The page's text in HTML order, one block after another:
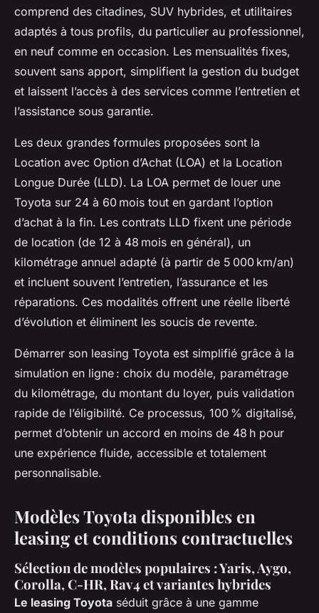
comprend des citadines, SUV hybrides, et utilitaires
adaptés à tous profils, du particulier au professionnel,
en neuf comme en occasion. Les mensualités fixes,
souvent sans apport, simplifient la gestion du budget
et laissent l’accès à des services comme l’entretien et
l’assistance sous garantie.
Les deux grandes formules proposées sont la
Location avec Option d’Achat (LOA) et la Location
Longue Durée (LLD). La LOA permet de louer une
Toyota sur 24 à 60 mois tout en gardant l’option
d’achat à la fin. Les contrats LLD fixent une période
de location (de 12 à 48 mois en général), un
kilométrage annuel adapté (à partir de 5 000 km/an)
et incluent souvent l’entretien, l’assurance et les
réparations. Ces modalités offrent une réelle liberté
d’évolution et éliminent les soucis de revente.
Démarrer son leasing Toyota est simplifié grâce à la
simulation en ligne : choix du modèle, paramétrage
du kilométrage, du montant du loyer, puis validation
rapide de l’éligibilité. Ce processus, 100 % digitalisé,
permet d’obtenir un accord en moins de 48 h pour
une expérience fluide, accessible et totalement
personnalisable.
Modèles Toyota disponibles en
leasing et conditions contractuelles
Sélection de modèles populaires : Yaris, Aygo,
Corolla, C-HR, Rav4 et variantes hybrides
Le leasing Toyota séduit grâce à une gamme